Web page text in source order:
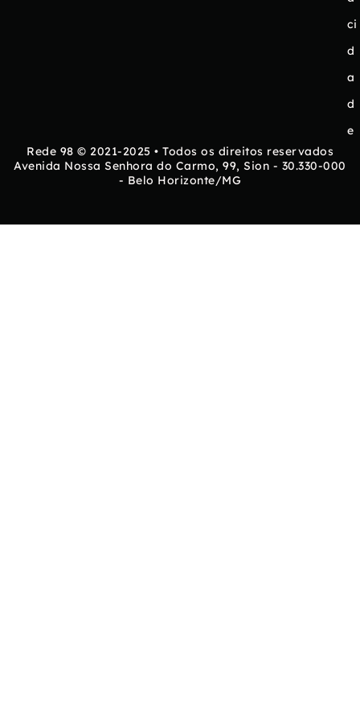
ci
d
a
d
e
Rede 98 © 2021-2025 • Todos os direitos reservados
Avenida Nossa Senhora do Carmo, 99, Sion - 30.330-000
- Belo Horizonte/MG